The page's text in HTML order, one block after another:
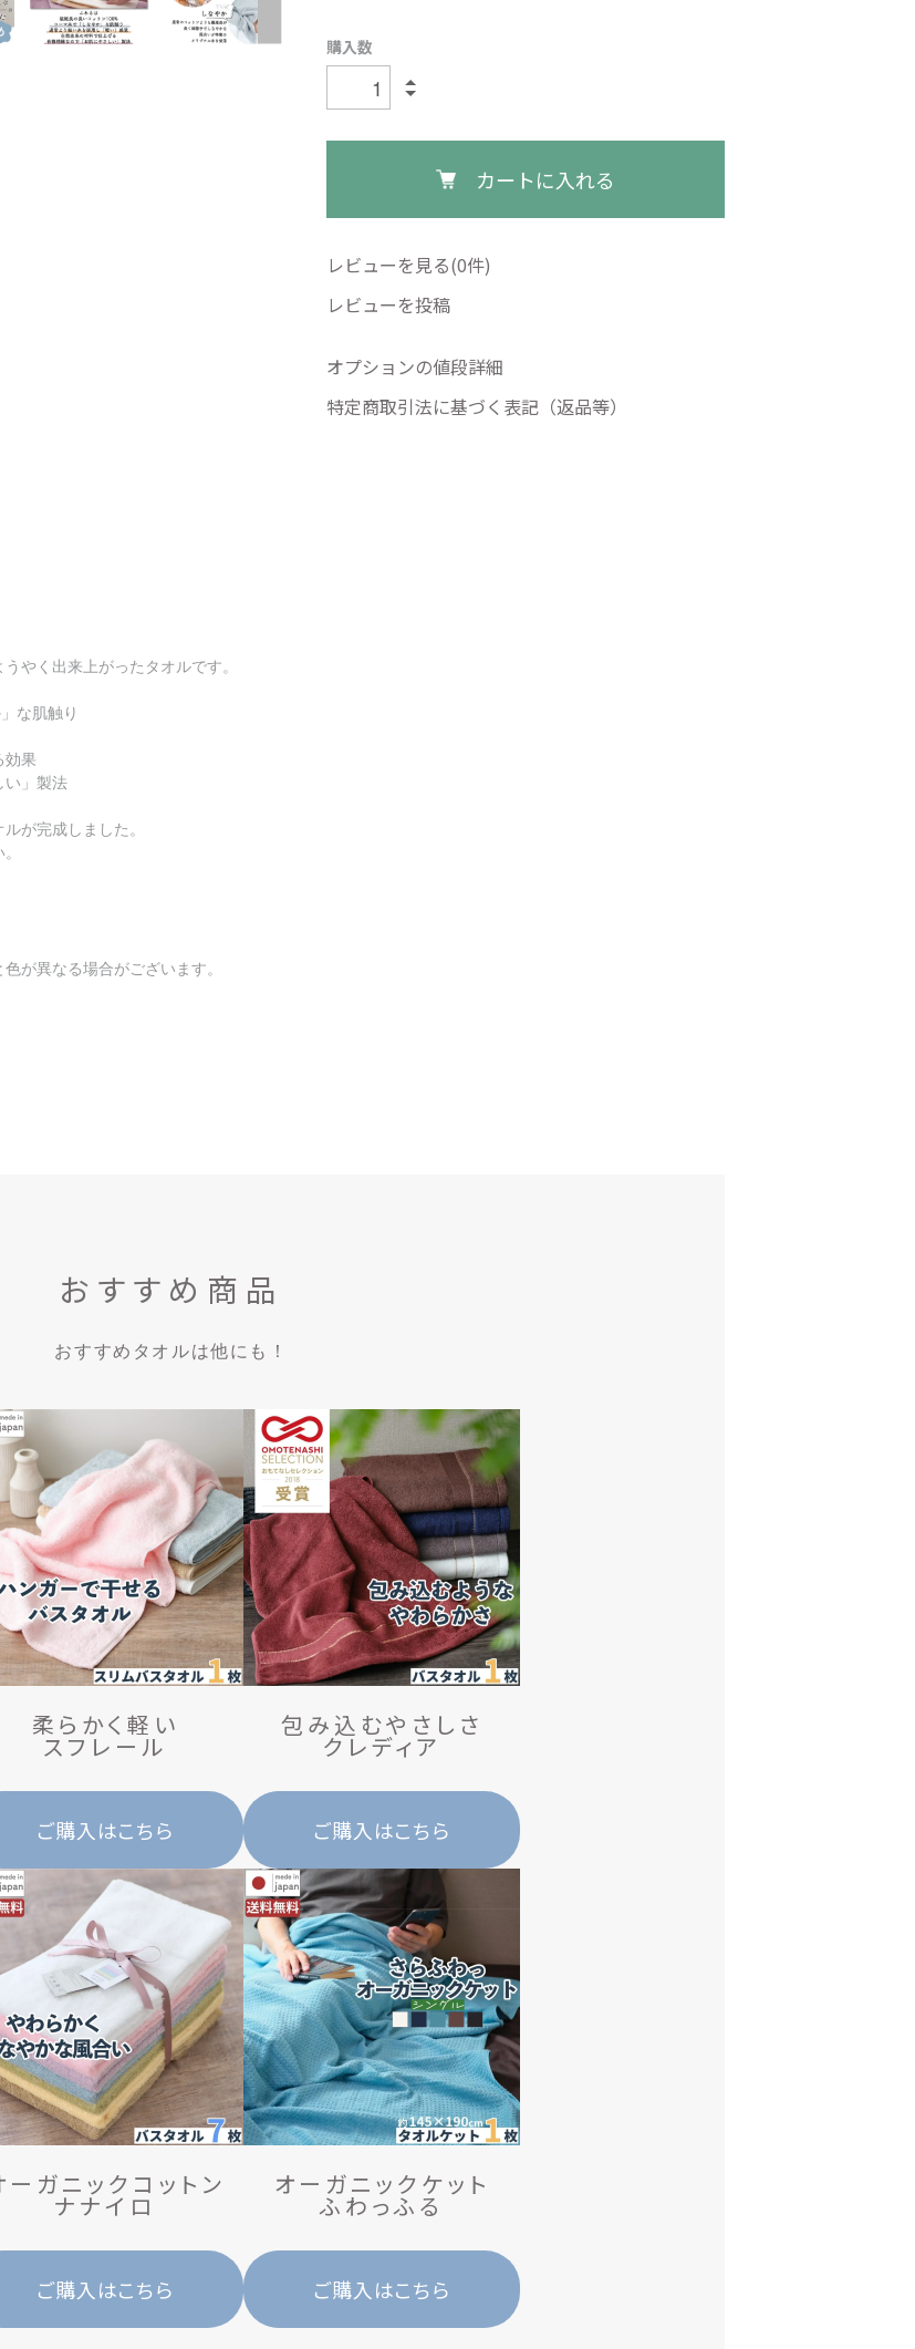
購入数
カートに入れる
レビューを見る(0件)
レビューを投稿
オプションの値段詳細
特定商取引法に基づく表記（返品等）
やく出来上がったタオルです。
な肌触り
効果
い」製法
が完成しました。
が異なる場合がございます。
おすすめ商品
おすすめタオルは他にも！
柔らかく軽い
ス フ レ ー ル
ご購入はこちら
包み込むやさしさ
クレディ ア
ご購入はこちら
ーガニックコットン
ナ ナ イ ロ
ご購入はこちら
オーガニックケット
ふ わ っふ る
ご購入はこちら